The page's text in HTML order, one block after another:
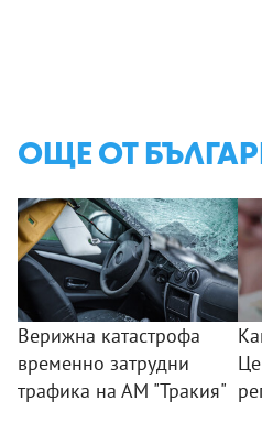
ОЩЕ ОТ
Верижна катастрофа
временно затрудни
трафика на АМ "Тракия"